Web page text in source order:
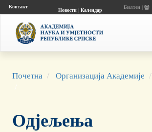
Контакт
Новости| Календар
Билтен |
Почетна Организација Академије
Одјељења